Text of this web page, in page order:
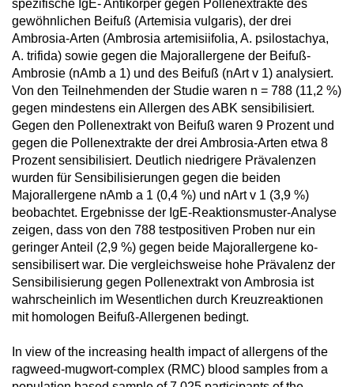
spezifische IgE- Antikörper gegen Pollenextrakte des
gewöhnlichen Beifuß (Artemisia vulgaris), der drei
Ambrosia-Arten (Ambrosia artemisiifolia, A. psilostachya,
A. trifida) sowie gegen die Majorallergene der Beifuß-
Ambrosie (nAmb a 1) und des Beifuß (nArt v 1) analysiert.
Von den Teilnehmenden der Studie waren n = 788 (11,2 %)
gegen mindestens ein Allergen des ABK sensibilisiert.
Gegen den Pollenextrakt von Beifuß waren 9 Prozent und
gegen die Pollenextrakte der drei Ambrosia-Arten etwa 8
Prozent sensibilisiert. Deutlich niedrigere Prävalenzen
wurden für Sensibilisierungen gegen die beiden
Majorallergene nAmb a 1 (0,4 %) und nArt v 1 (3,9 %)
beobachtet. Ergebnisse der IgE-Reaktionsmuster-Analyse
zeigen, dass von den 788 testpositiven Proben nur ein
geringer Anteil (2,9 %) gegen beide Majorallergene ko-
sensibilisert war. Die vergleichsweise hohe Prävalenz der
Sensibilisierung gegen Pollenextrakt von Ambrosia ist
wahrscheinlich im Wesentlichen durch Kreuzreaktionen
mit homologen Beifuß-Allergenen bedingt.
In view of the increasing health impact of allergens of the
ragweed-mugwort-complex (RMC) blood samples from a